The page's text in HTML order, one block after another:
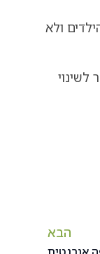
ולא
לשינוי
הבא